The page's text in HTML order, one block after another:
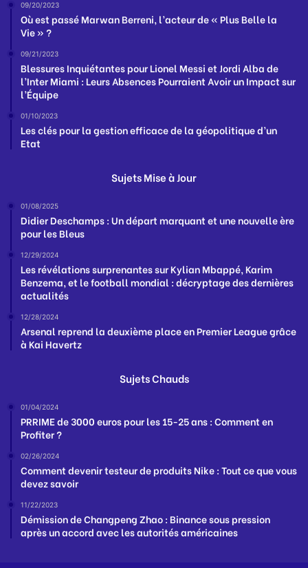
09/20/2023
Où est passé Marwan Berreni, l’acteur de « Plus Belle la
Vie » ?
09/21/2023
Blessures Inquiétantes pour Lionel Messi et Jordi Alba de
l’Inter Miami : Leurs Absences Pourraient Avoir un Impact sur
l’Équipe
01/10/2023
Les clés pour la gestion efficace de la géopolitique d’un
Etat
Sujets Mise à Jour
01/08/2025
Didier Deschamps : Un départ marquant et une nouvelle ère
pour les Bleus
12/29/2024
Les révélations surprenantes sur Kylian Mbappé, Karim
Benzema, et le football mondial : décryptage des dernières
actualités
12/28/2024
Arsenal reprend la deuxième place en Premier League grâce
à Kai Havertz
Sujets Chauds
01/04/2024
PRRIME de 3000 euros pour les 15-25 ans : Comment en
Profiter ?
02/26/2024
Comment devenir testeur de produits Nike : Tout ce que vous
devez savoir
11/22/2023
Démission de Changpeng Zhao : Binance sous pression
après un accord avec les autorités américaines